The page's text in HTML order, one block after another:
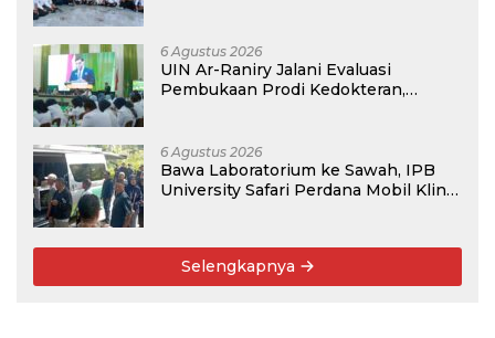
6 Agustus 2026
UIN Ar-Raniry Jalani Evaluasi
Pembukaan Prodi Kedokteran,
6 Agustus 2026
Bawa Laboratorium ke Sawah, IPB
University Safari Perdana Mobil Klinik
Selengkapnya